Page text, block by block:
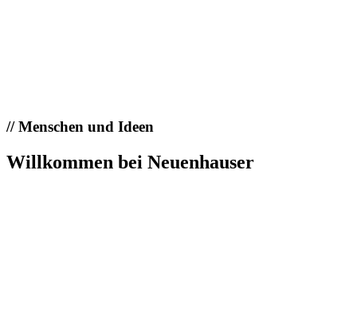
//Menschen und Ideen
Willkommen bei Neuenhauser